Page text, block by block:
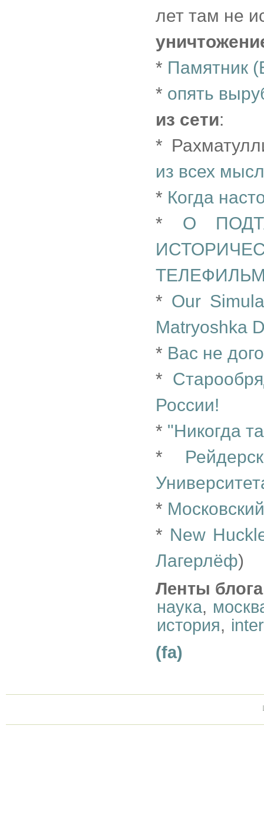
лет там не
* Памятник
* опять
из сети:
*
из всех
* Когда
* О
* Our
Matryoshka
* Вас не
*
России!
* "Никогда
*
*
* New
Лагерлёф)
Ленты
наука,
история,
(fa)